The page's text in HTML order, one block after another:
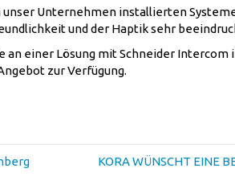
unser Unternehmen installierten
und der Haptik sehr
an einer Lösung mit Schneider
zur Verfügung.
KORA WÜNSCHT EINE